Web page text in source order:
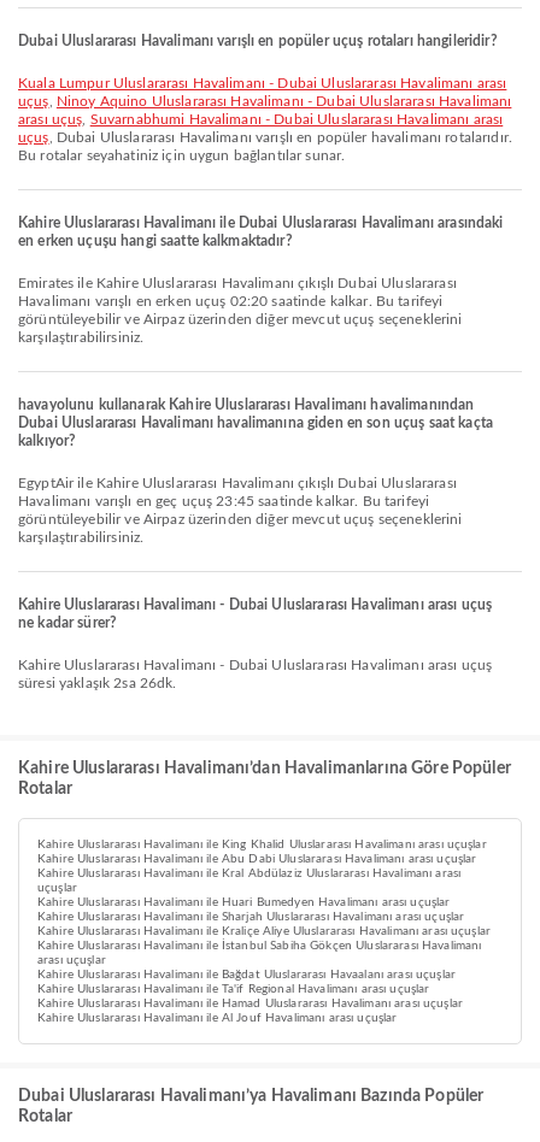
Dubai Uluslararası Havalimanı varışlı en popüler uçuş rotaları hangileridir?
Kuala Lumpur Uluslararası Havalimanı - Dubai Uluslararası Havalimanı arası
uçuş
Ninoy Aquino Uluslararası Havalimanı - Dubai Uluslararası Havalimanı
arası uçuş Suvarnabhumi Havalimanı - Dubai Uluslararası Havalimanı arası
uçuş , Dubai Uluslararası Havalimanı varışlı en popüler havalimanı rotalarıdır.
Bu rotalar seyahatiniz için uygun bağlantılar sunar.
Kahire Uluslararası Havalimanı ile Dubai Uluslararası Havalimanı arasındaki
en erken uçuşu hangi saatte kalkmaktadır?
Emirates ile Kahire Uluslararası Havalimanı çıkışlı Dubai Uluslararası
Havalimanı varışlı en erken uçuş 02:20 saatinde kalkar. Bu tarifeyi
görüntüleyebilir ve Airpaz üzerinden diğer mevcut uçuş seçeneklerini
karşılaştırabilirsiniz.
havayolunu kullanarak Kahire Uluslararası Havalimanı havalimanından
Dubai Uluslararası Havalimanı havalimanına giden en son uçuş saat kaçta
kalkıyor?
EgyptAir ile Kahire Uluslararası Havalimanı çıkışlı Dubai Uluslararası
Havalimanı varışlı en geç uçuş 23:45 saatinde kalkar. Bu tarifeyi
görüntüleyebilir ve Airpaz üzerinden diğer mevcut uçuş seçeneklerini
karşılaştırabilirsiniz.
Kahire Uluslararası Havalimanı - Dubai Uluslararası Havalimanı arası uçuş
ne kadar sürer?
Kahire Uluslararası Havalimanı - Dubai Uluslararası Havalimanı arası uçuş
süresi yaklaşık 2sa 26dk.
Kahire Uluslararası Havalimanı’dan Havalimanlarına Göre Popüler
Rotalar
Kahire Uluslararası Havalimanı ile King Khalid Uluslararası Havalimanı arası uçuşlar
Kahire Uluslararası Havalimanı ile Abu Dabi Uluslararası Havalimanı arası uçuşlar
Kahire Uluslararası Havalimanı ile Kral Abdülaziz Uluslararası Havalimanı arası
uçuşlar
Kahire Uluslararası Havalimanı ile Huari Bumedyen Havalimanı arası uçuşlar
Kahire Uluslararası Havalimanı ile Sharjah Uluslararası Havalimanı arası uçuşlar
Kahire Uluslararası Havalimanı ile Kraliçe Aliye Uluslararası Havalimanı arası uçuşlar
Kahire Uluslararası Havalimanı ile İstanbul Sabiha Gökçen Uluslararası Havalimanı
arası uçuşlar
Kahire Uluslararası Havalimanı ile Bağdat Uluslararası Havaalanı arası uçuşlar
Kahire Uluslararası Havalimanı ile Ta'if Regional Havalimanı arası uçuşlar
Kahire Uluslararası Havalimanı ile Hamad Uluslararası Havalimanı arası uçuşlar
Kahire Uluslararası Havalimanı ile Al Jouf Havalimanı arası uçuşlar
Dubai Uluslararası Havalimanı’ya Havalimanı Bazında Popüler
Rotalar